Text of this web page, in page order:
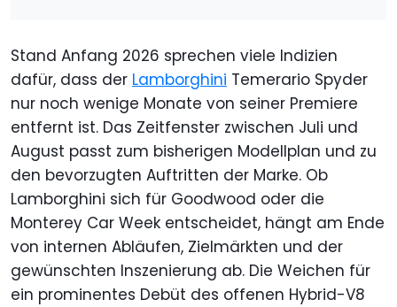
Stand Anfang 2026 sprechen viele Indizien
dafür, dass der Lamborghini Temerario Spyder
nur noch wenige Monate von seiner Premiere
entfernt ist. Das Zeitfenster zwischen Juli und
August passt zum bisherigen Modellplan und zu
den bevorzugten Auftritten der Marke. Ob
Lamborghini sich für Goodwood oder die
Monterey Car Week entscheidet, hängt am Ende
von internen Abläufen, Zielmärkten und der
gewünschten Inszenierung ab. Die Weichen für
ein prominentes Debüt des offenen Hybrid-V8